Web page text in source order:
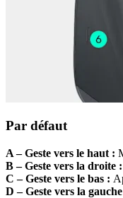
Par défaut
A – Geste vers le haut :
B – Geste vers la droite :
C – Geste vers le bas :
D – Geste vers la